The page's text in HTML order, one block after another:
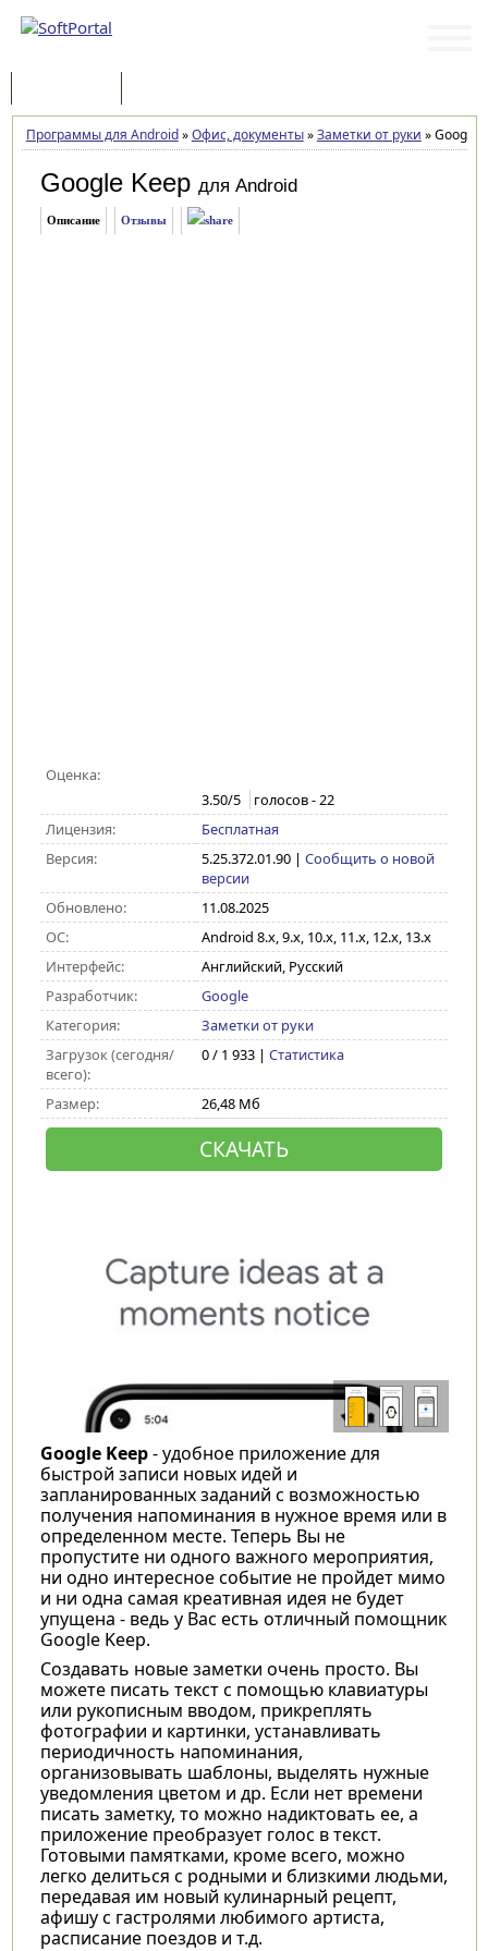
Программы для Android»Офис, документы»Заметки от руки »Google
Google Keep для Android
Описание Отзывы
Оценка:
3.50/5 голосов -22
Лицензия:
Бесплатная
Версия:
5.25.372.01.90| Сообщить о новой
версии
Обновлено:
11.08.2025
ОС:
Android 8.x, 9.x, 10.x, 11.x, 12.x, 13.x
Интерфейс:
Английский, Русский
Разработчик:
Google
Категория:
Заметки от руки
Загрузок (сегодня/
всего):
0 / 1 933 | Статистика
Размер: 26,48 Мб
СКАЧАТЬ
Google Keep- удобное приложение для
быстрой записи новых идей и
запланированных заданий с возможностью
получения напоминания в нужное время или в
определенном месте. Теперь Вы не
пропустите ни одного важного мероприятия,
ни одно интересное событие не пройдет мимо
и ни одна самая креативная идея не будет
упущена - ведь у Вас есть отличный помощник
Google Keep.
Создавать новые заметки очень просто. Вы
можете писать текст с помощью клавиатуры
или рукописным вводом, прикреплять
фотографии и картинки, устанавливать
периодичность напоминания,
организовывать шаблоны, выделять нужные
уведомления цветом и др. Если нет времени
писать заметку, то можно надиктовать ее, а
приложение преобразует голос в текст.
Готовыми памятками, кроме всего, можно
легко делиться с родными и близкими людьми,
передавая им новый кулинарный рецепт,
афишу с гастролями любимого артиста,
расписание поездов и т.д.